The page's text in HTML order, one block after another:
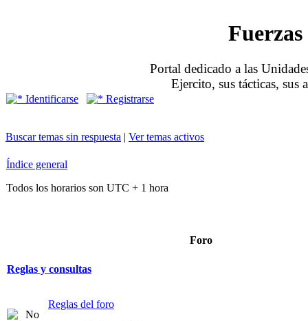
Portal dedicado a las
Ejercito, sus tácticas, sus
Identificarse Registrarse
Buscar temas sin respuesta | Ver temas activos
Índice general
Todos los horarios son UTC + 1 hora
Foro
Reglas y consultas
Reglas del foro